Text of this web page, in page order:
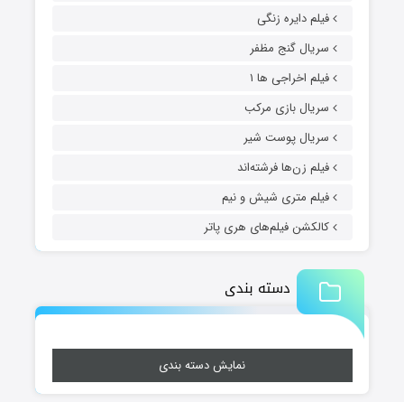
فیلم دایره زنگی
سریال گنج مظفر
فیلم اخراجی ها ۱
سریال بازی مرکب
سریال پوست شیر
فیلم زن‌ها فرشته‌اند
فیلم متری شیش و نیم
کالکشن فیلم‌های هری پاتر
دسته بندی
نمایش دسته بندی